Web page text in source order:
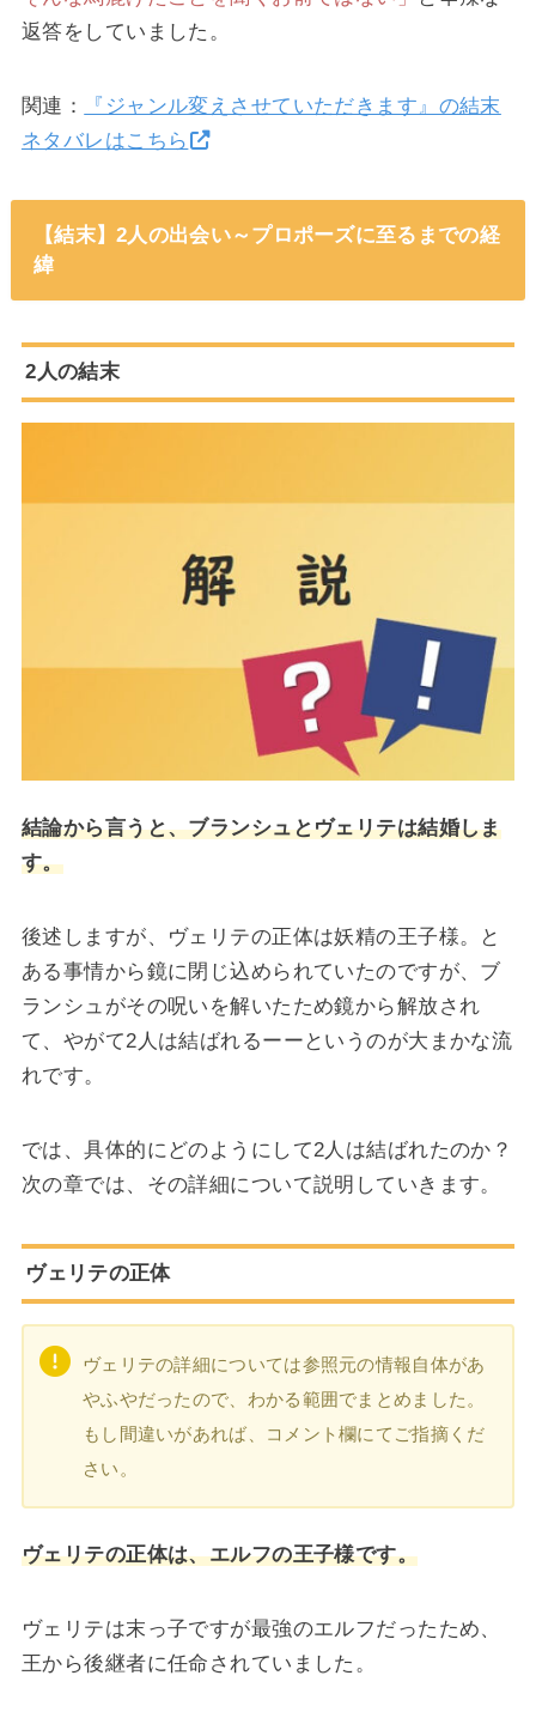
返答をしていました。
関連：
『ジャンル変えさせていただきます』の結末
ネタバレはこちら
【結末】2人の出会い～プロポーズに至るまでの経
緯
2人の結末
結論から言うと、ブランシュとヴェリテは結婚しま
す。
後述しますが、ヴェリテの正体は妖精の王子様。と
ある事情から鏡に閉じ込められていたのですが、ブ
ランシュがその呪いを解いたため鏡から解放され
て、やがて2人は結ばれるーーというのが大まかな流
れです。
では、具体的にどのようにして2人は結ばれたのか？
次の章では、その詳細について説明していきます。
ヴェリテの正体
ヴェリテの詳細については参照元の情報自体があ
やふやだったので、わかる範囲でまとめました。
もし間違いがあれば、コメント欄にてご指摘くだ
さい。
ヴェリテの正体は、エルフの王子様です。
ヴェリテは末っ子ですが最強のエルフだったため、
王から後継者に任命されていました。